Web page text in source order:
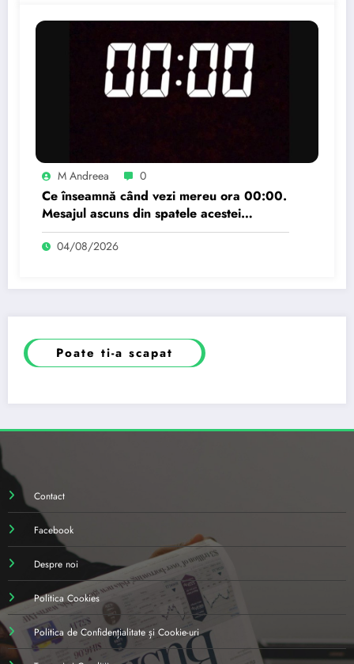
M Andreea 0
Ce înseamnă când vezi mereu ora 00:00.
Mesajul ascuns din spatele acestei
momente.
04/08/2026
Poate ti-a scapat
Contact
Facebook
Despre noi
Politica Cookies
Politica de Confidențialitate și Cookie-uri